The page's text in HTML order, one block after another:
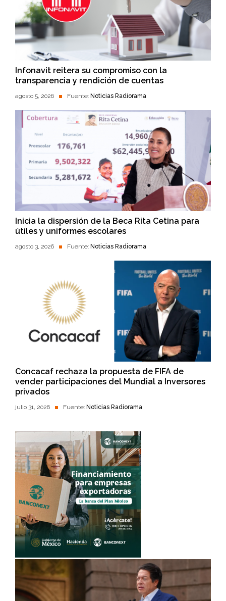
Infonavit reitera su compromiso con la
transparencia y rendición de cuentas
agosto 5, 2026 Fuente: Noticias Radiorama
Inicia la dispersión de la Beca Rita Cetina para
útiles y uniformes escolares
agosto 3, 2026 Fuente: Noticias Radiorama
Concacaf rechaza la propuesta de FIFA de
vender participaciones del Mundial a Inversores
privados
julio 31, 2026 Fuente: Noticias Radiorama